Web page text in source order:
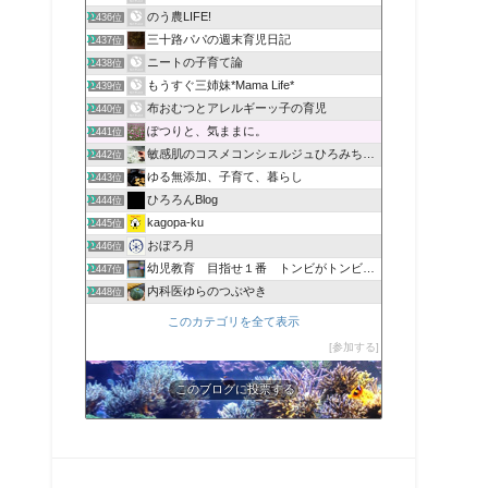
1436位 のう農LIFE!
1437位 三十路パパの週末育児日記
1438位 ニートの子育て論
1439位 もうすぐ三姉妹*Mama Life*
1440位 布おむつとアレルギーッ子の育児
1441位 ぽつりと、気ままに。
1442位 敏感肌のコスメコンシェルジュひろみちのブログ
1443位 ゆる無添加、子育て、暮らし
1444位 ひろろんBlog
1445位 kagopa-ku
1446位 おぼろ月
1447位 幼児教育 目指せ１番 トンビがトンビを産んで鷹に育てます
1448位 内科医ゆらのつぶやき
このカテゴリを全て表示
参加する
このブログに投票する